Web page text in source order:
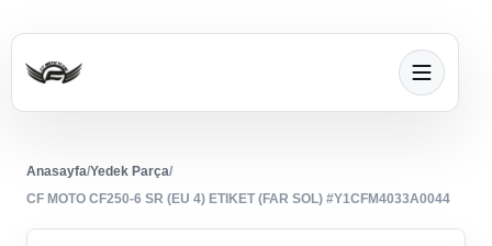
Anasayfa/Yedek Parça/
CF MOTO CF250-6 SR (EU 4) ETIKET (FAR SOL) #Y1CFM4033A0044